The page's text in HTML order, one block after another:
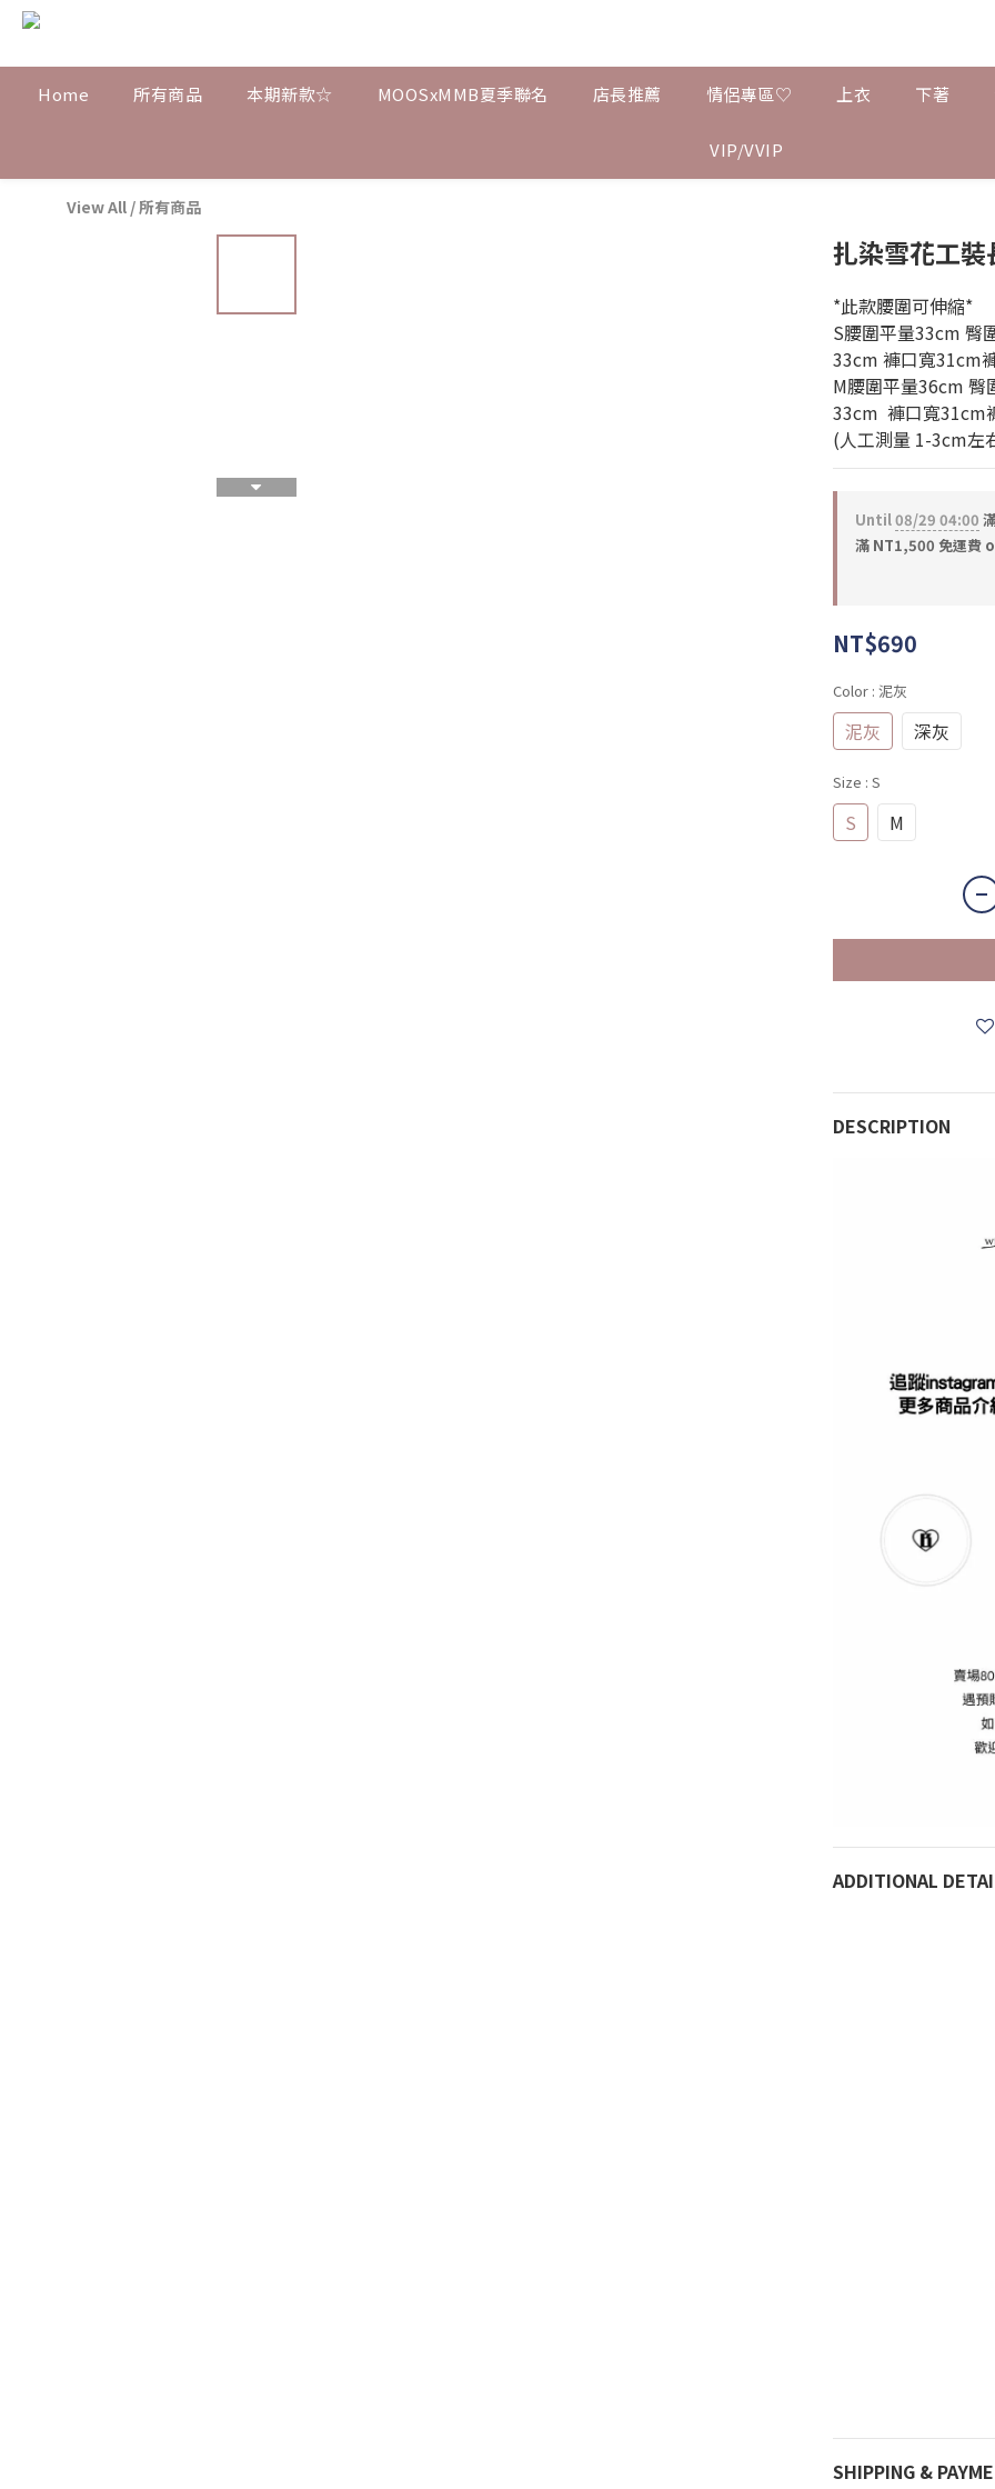
Home 所有商品 本期新款☆ MOOSxMMB夏季聯名 店長推薦 情侶專區♡ 上衣 下著
VIP/VVIP
View All /所有商品
扎染雪花工裝
*此款腰圍可伸縮*
S腰圍平量33cm 臀
33cm 褲口寬31cm
M腰圍平量36cm
33cm  褲口寬31cm
(人工測量 1-3cm左
Until08/29 04:00
滿 NT1,500 免運費
NT$690
Color : 泥灰
泥灰 深灰
Size : S
S M
DESCRIPTION
ADDITIONAL
SHIPPING &